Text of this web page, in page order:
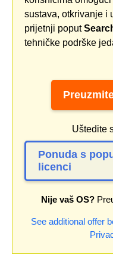
sustava, otkrivanje i
prijetnji poput
tehničke podrške
Uštedite
Ponuda s
licenci
Nije vaš OS?
See additional offer